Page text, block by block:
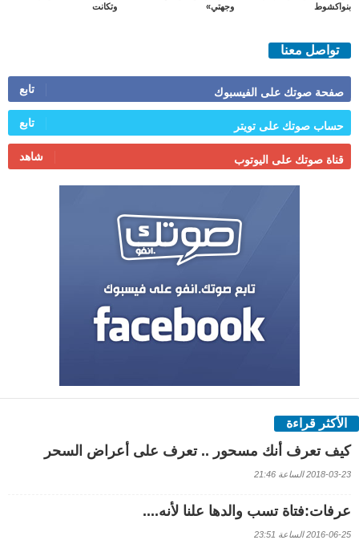
بنواكشوط
وجهتي»
وتكانت
تواصل معنا
صفحة صوتك على الفيسبوك تابع
حساب صوتك على تويتر تابع
قناة صوتك على اليوتوب شاهد
الأكثر قراءة
كيف تعرف أنك مسحور .. تعرف على أعراض السحر
2018-03-23 الساعة 21:46
عرفات:فتاة تسب والدها علنا لأنه....
2016-06-25 الساعة 23:51